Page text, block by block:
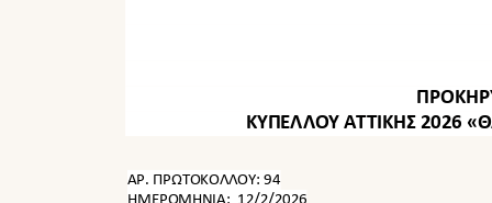
ΚΥΠΕΛΛΟΥ ΑΤΤΙΚΗΣ 2026
ΑΡ. ΠΡΩΤΟΚΟΛΛΟΥ:94
ΗΜΕΡΟΜΗΝΙΑ: 12/2/2026